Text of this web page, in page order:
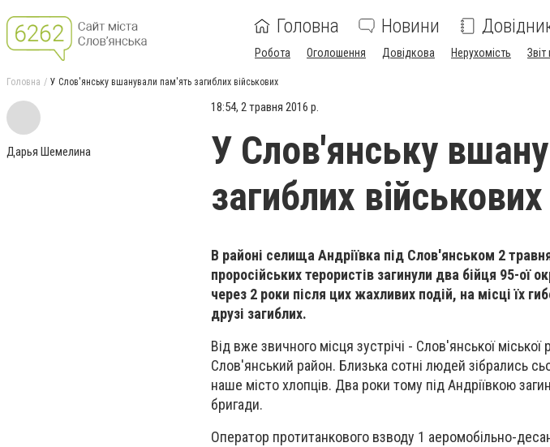
Головна Новини
Робота Оголошення Довідкова Нерухомість
Головна У Слов'янську вшанували пам'ять загиблих військових
Дарья Шемелина
18:54, 2 травня 2016 р.
У Слов'янську
загиблих військових
В районі селища Андріївка під Слов'янськом 2
проросійських терористів загинули два бійця 95-ої
через 2 роки після цих жахливих подій, на місці їх
друзі загиблих.
Від вже звичного місця зустрічі - Слов'янської
Слов'янський район. Близька сотні людей зібрались
наше місто хлопців. Два роки тому під Андріївкою
бригади.
Оператор протитанкового взводу 1 аеромобільно-